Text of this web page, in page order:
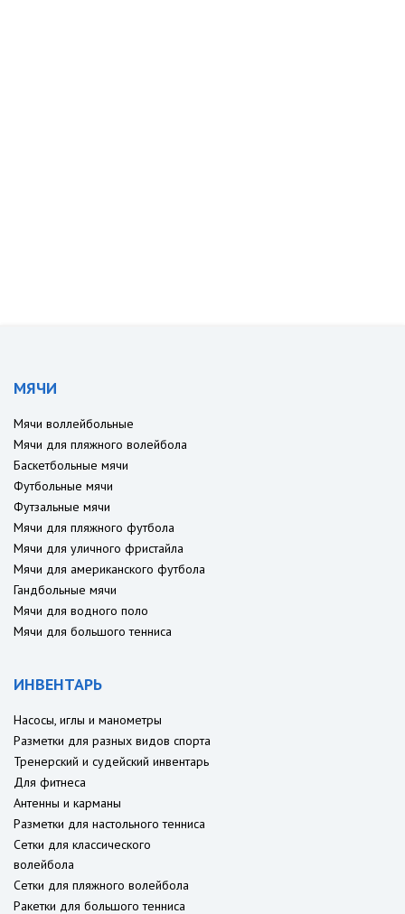
МЯЧИ
Мячи воллейбольные
Мячи для пляжного волейбола
Баскетбольные мячи
Футбольные мячи
Футзальные мячи
Мячи для пляжного футбола
Мячи для уличного фристайла
Мячи для американского футбола
Гандбольные мячи
Мячи для водного поло
Мячи для большого тенниса
ИНВЕНТАРЬ
Насосы, иглы и манометры
Разметки для разных видов спорта
Тренерский и судейский инвентарь
Для фитнеса
Антенны и карманы
Разметки для настольного тенниса
Сетки для классического
волейбола
Сетки для пляжного волейбола
Ракетки для большого тенниса